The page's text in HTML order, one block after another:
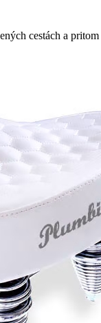
cestách a